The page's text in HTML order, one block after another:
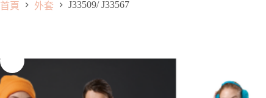
首頁 外套 J33509/ J33567